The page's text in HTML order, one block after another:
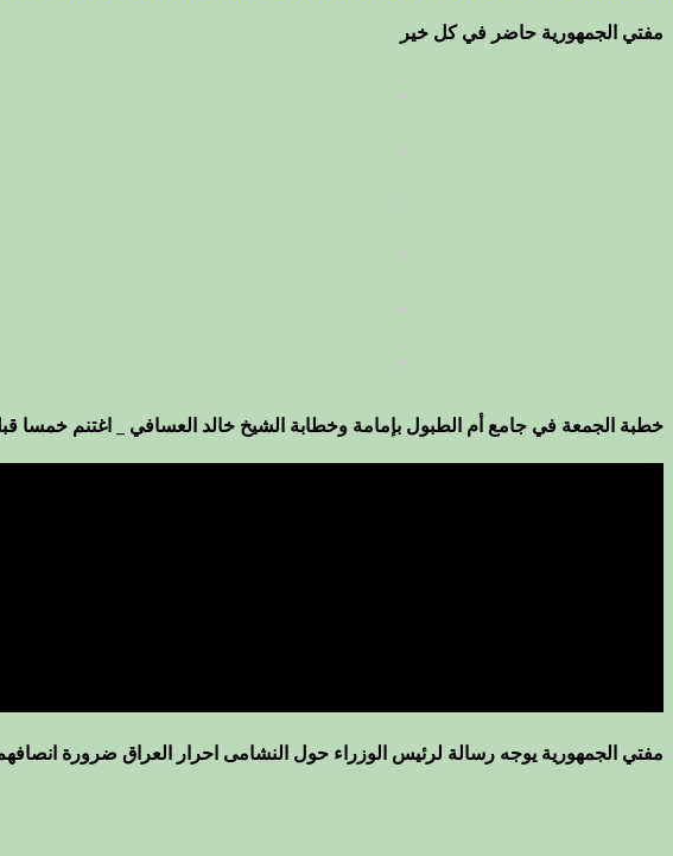
مفتي الجمهورية حاضر في كل خير
خطبة الجمعة في جامع أم الطبول بإمامة وخطابة الشيخ خالد العسافي _ اغتنم خمسا
مفتي الجمهورية يوجه رسالة لرئيس الوزراء حول النشامى احرار العراق ضرورة انصافهم